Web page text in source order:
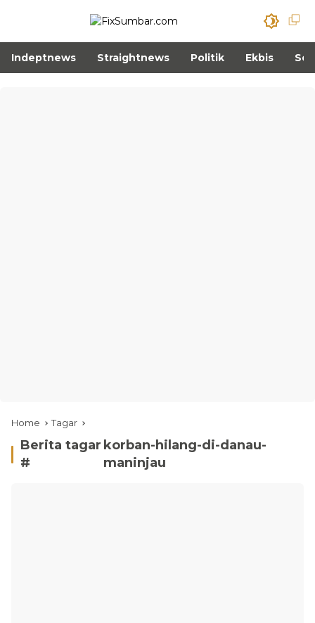
Indeptnews Straightnews Politik Ekbis
Home Tagar
Berita tagar
#
korban-hilang-di-danau-
maninjau